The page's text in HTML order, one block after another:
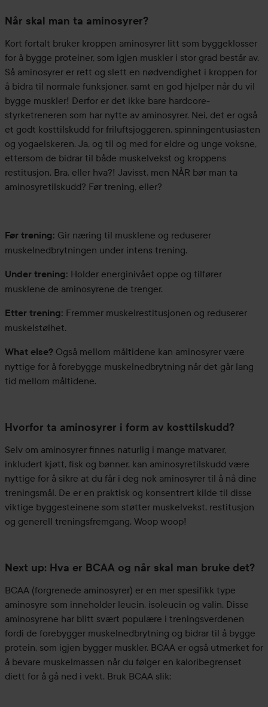
Når skal man ta aminosyrer?
Kort fortalt bruker kroppen aminosyrer litt som byggeklosser
for å bygge proteiner, som igjen muskler i stor grad består av.
Så aminosyrer er rett og slett en nødvendighet i kroppen for
å bidra til normale funksjoner, samt en god hjelper når du vil
bygge muskler! Derfor er det ikke bare hardcore-
styrketreneren som har nytte av aminosyrer. Nei, det er også
et godt kosttilskudd for friluftsjoggeren, spinningentusiasten
og yogaelskeren. Ja, og til og med for eldre og unge voksne,
ettersom de bidrar til både muskelvekst og kroppens
restitusjon. Bra, eller hva?! Javisst, men NÅR bør man ta
aminosyretilskudd? Før trening, eller?
Før trening: Gir næring til musklene og reduserer
muskelnedbrytningen under intens trening.
Under trening: Holder energinivået oppe og tilfører
musklene de aminosyrene de trenger.
Etter trening: Fremmer muskelrestitusjonen og reduserer
muskelstølhet.
What else? Også mellom måltidene kan aminosyrer være
nyttige for å forebygge muskelnedbrytning når det går lang
tid mellom måltidene.
Hvorfor ta aminosyrer i form av kosttilskudd?
Selv om aminosyrer finnes naturlig i mange matvarer,
inkludert kjøtt, fisk og bønner, kan aminosyretilskudd være
nyttige for å sikre at du får i deg nok aminosyrer til å nå dine
treningsmål. De er en praktisk og konsentrert kilde til disse
viktige byggesteinene som støtter muskelvekst, restitusjon
og generell treningsfremgang. Woop woop!
Next up: Hva er BCAA og når skal man bruke det?
BCAA (forgrenede aminosyrer) er en mer spesifikk type
aminosyre som inneholder leucin, isoleucin og valin. Disse
aminosyrene har blitt svært populære i treningsverdenen
fordi de forebygger muskelnedbrytning og bidrar til å bygge
protein, som igjen bygger muskler. BCAA er også utmerket for
å bevare muskelmassen når du følger en kaloribegrenset
diett for å gå ned i vekt. Bruk BCAA slik: